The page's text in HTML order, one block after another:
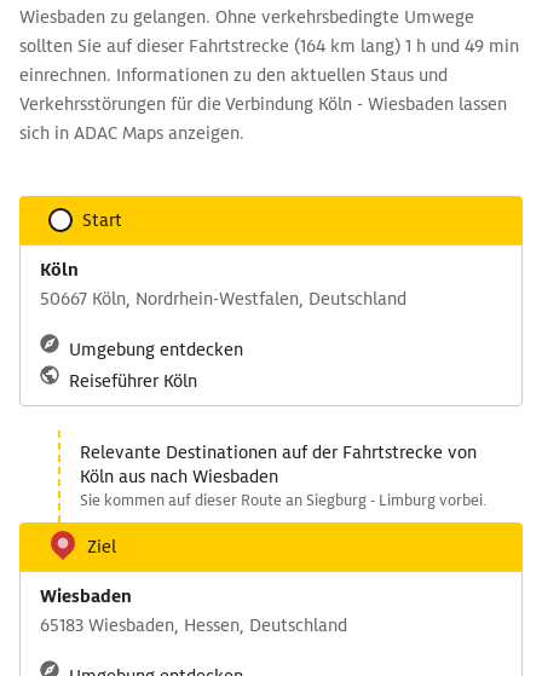
Wiesbaden zu gelangen. Ohne verkehrsbedingte Umwege
sollten Sie auf dieser Fahrtstrecke (164 km lang) 1 h und 49 min
einrechnen. Informationen zu den aktuellen Staus und
Verkehrsstörungen für die Verbindung Köln - Wiesbaden lassen
sich in ADAC Maps anzeigen.
Start
Köln
50667 Köln, Nordrhein-Westfalen, Deutschland
Umgebung entdecken
Reiseführer Köln
Relevante Destinationen auf der Fahrtstrecke von
Köln aus nach Wiesbaden
Sie kommen auf dieser Route an Siegburg - Limburg vorbei.
Ziel
Wiesbaden
65183 Wiesbaden, Hessen, Deutschland